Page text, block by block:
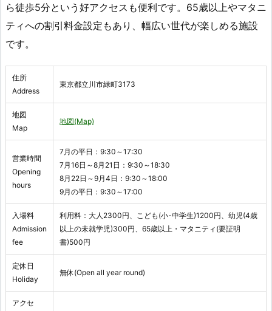
ら徒歩5分という好アクセスも便利です。65歳以上やマタニ
ティへの割引料金設定もあり、幅広い世代が楽しめる施設
です。
住所
Address
東京都立川市緑町3173
地図
Map
地図(Map)
営業時間
Opening
hours
7月の平日：9:30～17:30
7月16日～8月21日：9:30～18:30
8月22日～9月4日：9:30～18:00
9月の平日：9:30～17:00
入場料
Admission
fee
利用料：大人2300円、こども(小･中学生)1200円、幼児(4歳
以上の未就学児)300円、65歳以上・マタニティ(要証明
書)500円
定休日
Holiday
無休(Open all year round)
アクセ